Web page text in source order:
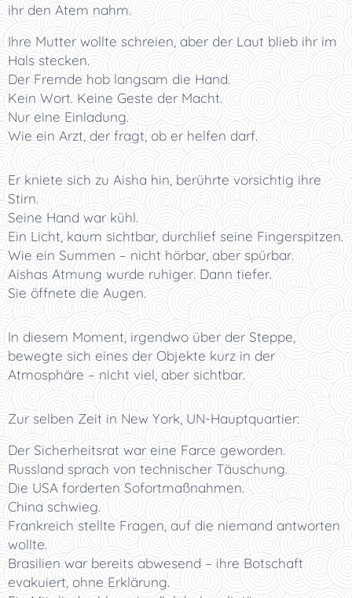
ihr den Atem nahm.
Ihre Mutter wollte schreien, aber der Laut blieb ihr im
Hals stecken.
Der Fremde hob langsam die Hand.
Kein Wort. Keine Geste der Macht.
Nur eine Einladung.
Wie ein Arzt, der fragt, ob er helfen darf.
Er kniete sich zu Aisha hin, berührte vorsichtig ihre
Stirn.
Seine Hand war kühl.
Ein Licht, kaum sichtbar, durchlief seine Fingerspitzen.
Wie ein Summen – nicht hörbar, aber spürbar.
Aishas Atmung wurde ruhiger. Dann tiefer.
Sie öffnete die Augen.
In diesem Moment, irgendwo über der Steppe,
bewegte sich eines der Objekte kurz in der
Atmosphäre – nicht viel, aber sichtbar.
Zur selben Zeit in New York, UN-Hauptquartier:
Der Sicherheitsrat war eine Farce geworden.
Russland sprach von technischer Täuschung.
Die USA forderten Sofortmaßnahmen.
China schwieg.
Frankreich stellte Fragen, auf die niemand antworten
wollte.
Brasilien war bereits abwesend – ihre Botschaft
evakuiert, ohne Erklärung.